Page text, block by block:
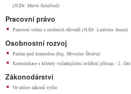
(JUDr. Marie Salačová)
Pracovní právo
Pracovní volno z osobních důvodů (JUDr. Ladislav Jouza)
Osobnostní rozvoj
Peníze pod kontrolou (Ing. Miroslav Škvára)
Komunikace s klienty vyžadujícími zvláštní přístup - 2. část
Zákonodárství
Ve sbírce zákonů vyšlo